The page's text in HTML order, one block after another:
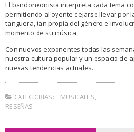
El bandoneonista interpreta cada tema
permitiendo al oyente dejarse llevar por
tanguera, tan propia del género e
momento de su música.
Con nuevos exponentes todas las
nuestra cultura popular y un espacio de
nuevas tendencias actuales.
CATEGORÍAS: MUSICALES,
RESEÑAS